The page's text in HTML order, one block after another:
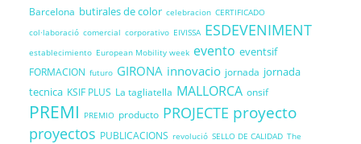
Barcelona butirales de color celebracion CERTIFICADO
col·laboració comercial corporativo EIVISSA ESDEVENIMENT
establecimiento European Mobility week evento eventsif
FORMACION futuro GIRONA innovacio jornada jornada
tecnica KSIF PLUS La tagliatella MALLORCA onsif
PREMI PREMIO producto PROJECTE proyecto
proyectos PUBLICACIONS revolució SELLO DE CALIDAD The